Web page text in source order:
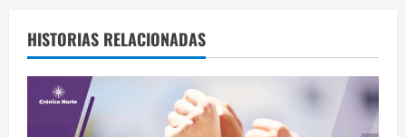
a
c
HISTORIAS RELACIONADAS